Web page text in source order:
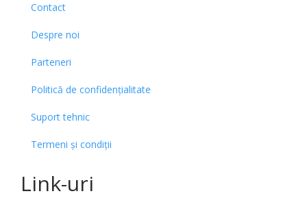
Contact
Despre noi
Parteneri
Politică de confidențialitate
Suport tehnic
Termeni și condiții
Link-uri